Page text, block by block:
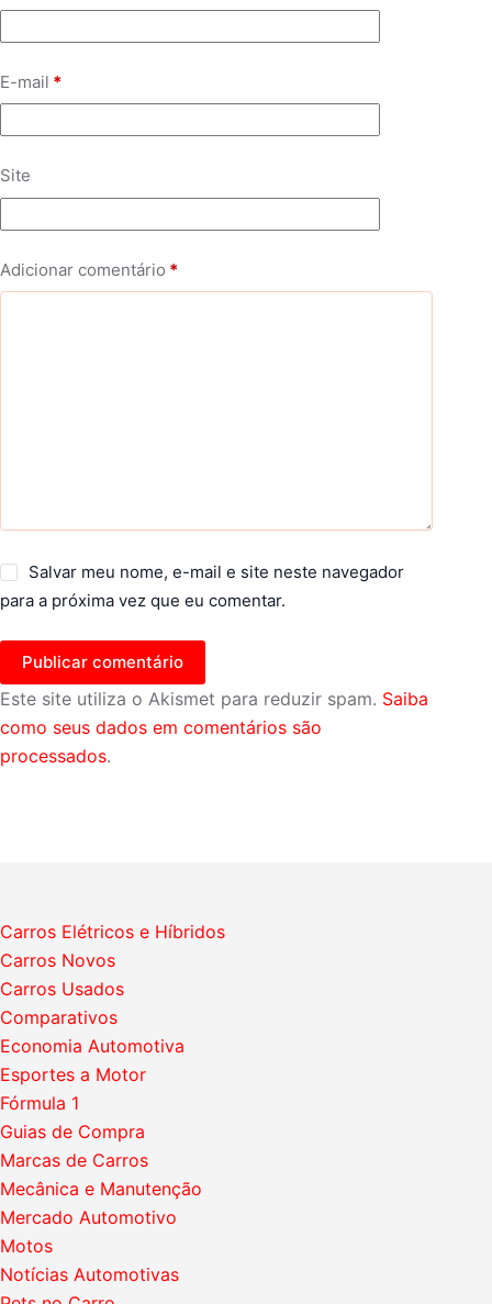
E-mail *
Site
Adicionar comentário *
Salvar meu nome, e-mail e site neste navegador
para a próxima vez que eu comentar.
Publicar comentário
Este site utiliza o Akismet para reduzir spam. Saiba
como seus dados em comentários são
processados.
Carros Elétricos e Híbridos
Carros Novos
Carros Usados
Comparativos
Economia Automotiva
Esportes a Motor
Fórmula 1
Guias de Compra
Marcas de Carros
Mecânica e Manutenção
Mercado Automotivo
Motos
Notícias Automotivas